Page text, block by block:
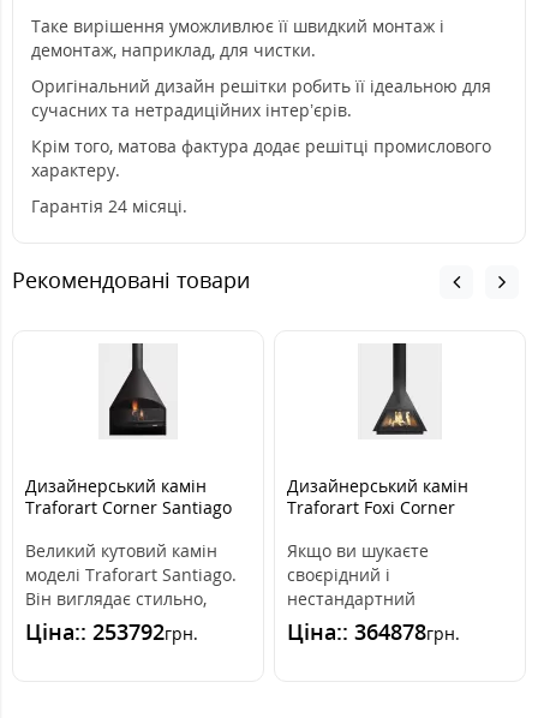
Таке вирішення уможливлює її швидкий монтаж і
демонтаж, наприклад, для чистки.
Оригінальний дизайн решітки робить її ідеальною для
сучасних та нетрадиційних інтер’єрів.
Крім того, матова фактура додає решітці промислового
характеру.
Гарантія 24 місяці.
Рекомендовані товари
Дизайнерський камін
Traforart Corner Santiago
Великий кутовий камін
моделі Traforart Santiago.
Він виглядає стильно,
вписується в різні
дизайнерсь..
Ціна:: 253792грн.
Дизайнерський камін
Traforart Foxi Corner
Якщо ви шукаєте
своєрідний і
нестандартний
опалювальний прилад,
тоді камін Traforart Foxi
Ціна:: 364878грн.